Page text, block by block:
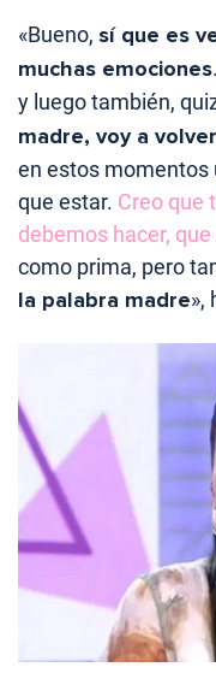
«Bueno, sí que es
muchas emociones
y luego también,
madre, voy a
en estos momentos
que estar. Creo que
debemos hacer,
como prima, pero
la palabra madre»,